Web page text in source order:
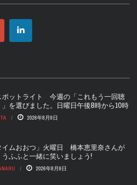
ポットライト 今週の「これもう一回聴
」を選びました。日曜日午後8時から10時
2026年8月9日
イムおおつ」火曜日 橋本恵里奈さんが
うふふと一緒に笑いましょう!
2026年8月9日